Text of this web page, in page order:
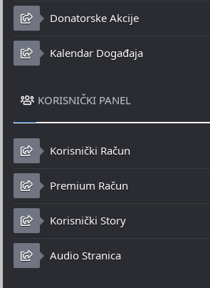
Donatorske Akcije
Kalendar Događaja
KORISNIČKI PANEL
Korisnički Račun
Premium Račun
Korisnički Story
Audio Stranica